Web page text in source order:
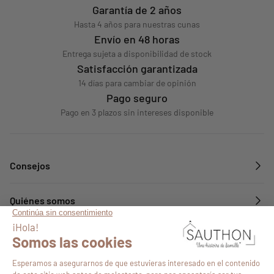
Garantía de 2 años
Hasta 4 años para nuestras cunas
Envío en 48 horas
Entrega sujeta a disponibilidad de stock
Satisfacción garantizada
14 días para cambiar de opinión
Pago seguro
Pago en 3 plazos sin intereses disponible
Consejos
Quiénes somos
Servicios
Síguenos en